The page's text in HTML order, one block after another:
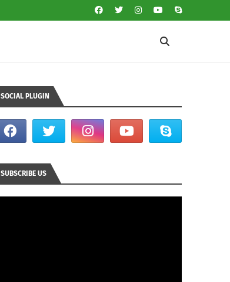
SOCIAL PLUGIN
SUBSCRIBE US